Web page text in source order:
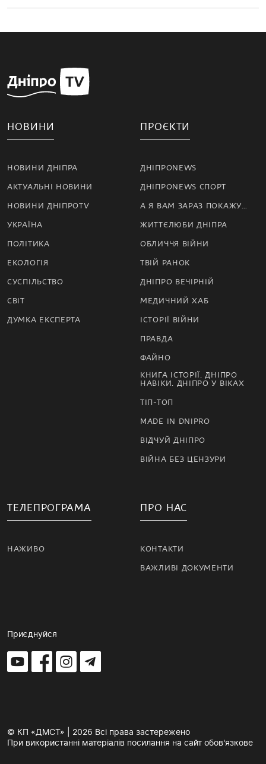
НОВИНИ
НОВИНИ ДНІПРА
АКТУАЛЬНІ НОВИНИ
НОВИНИ ДНІПРОTV
УКРАЇНА
ПОЛІТИКА
ЕКОЛОГІЯ
СУСПІЛЬСТВО
СВІТ
ДУМКА ЕКСПЕРТА
ПРОЄКТИ
ДНІПРОNEWS
ДНІПРОNEWS СПОРТ
А Я ВАМ ЗАРАЗ ПОКАЖУ…
ЖИТТЄЛЮБИ ДНІПРА
ОБЛИЧЧЯ ВІЙНИ
ТВІЙ РАНОК
ДНІПРО ВЕЧІРНІЙ
МЕДИЧНИЙ ХАБ
ІСТОРІЇ ВІЙНИ
ПРАВДА
ФАЙНО
КНИГА ІСТОРІЇ. ДНІПРО
НАВІКИ. ДНІПРО У ВІКАХ
ТІП-ТОП
MADE IN DNIPRO
ВІДЧУЙ ДНІПРО
ВІЙНА БЕЗ ЦЕНЗУРИ
ТЕЛЕПРОГРАМА
НАЖИВО
ПРО НАС
КОНТАКТИ
ВАЖЛИВІ ДОКУМЕНТИ
Приєднуйся
© КП «ДМСТ» | 2026 Всі права застережено
При використанні матеріалів посилання на сайт обов'язкове